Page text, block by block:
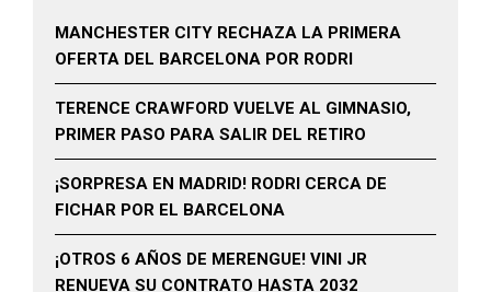
MANCHESTER CITY RECHAZA LA PRIMERA
OFERTA DEL BARCELONA POR RODRI
TERENCE CRAWFORD VUELVE AL GIMNASIO,
PRIMER PASO PARA SALIR DEL RETIRO
¡SORPRESA EN MADRID! RODRI CERCA DE
FICHAR POR EL BARCELONA
¡OTROS 6 AÑOS DE MERENGUE! VINI JR
RENUEVA SU CONTRATO HASTA 2032